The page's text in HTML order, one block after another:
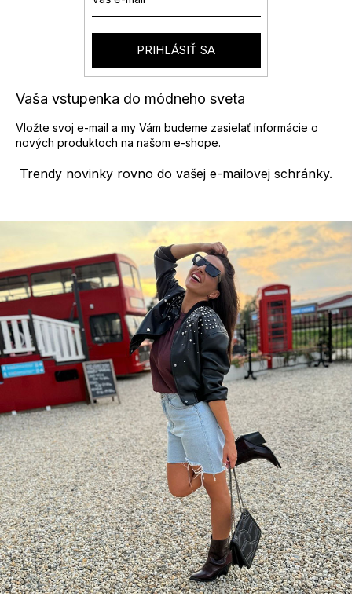
Trendy novinky rovno do vašej e-mailovej schránky.
Vaša vstupenka do módneho sveta
Vložte svoj e-mail a my Vám budeme zasielať informácie o
nových produktoch na našom e-shope.
PRIHLÁSIŤ SA